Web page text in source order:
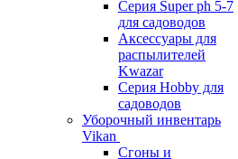
Серия Super ph 5-7
для садоводов
Аксессуары для
распылителей
Kwazar
Серия Hobby для
садоводов
Уборочный инвентарь
Vikan
Сгоны и